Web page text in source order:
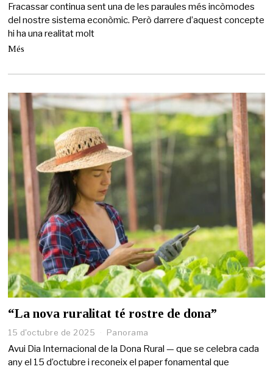
d
e
j
d
2
0
6
Fracassar continua sent una de les paraules més incòmodes
del nostre sistema econòmic. Però darrere d’aquest concepte
hi ha una realitat molt
Més
“La nova ruralitat té rostre de dona”
15 d'octubre de 2025
6
d
'
Panorama
Avui Dia Internacional de la Dona Rural — que se celebra cada
any el 15 d’octubre i reconeix el paper fonamental que